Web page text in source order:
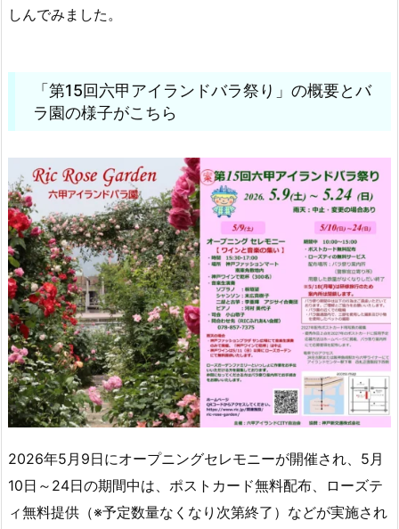
しんでみました。
「第15回六甲アイランドバラ祭り」の概要とバ
ラ園の様子がこちら
2026年5月9日にオープニングセレモニーが開催され、5月
10日～24日の期間中は、ポストカード無料配布、ローズテ
ィ無料提供（※予定数量なくなり次第終了）などが実施され